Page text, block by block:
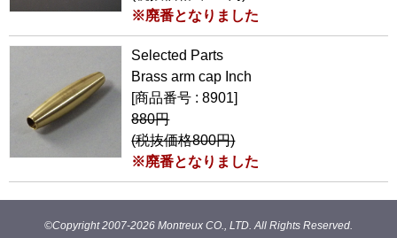
※廃番となりました
Selected Parts
Brass arm cap Inch
[商品番号 : 8901]
880円
(税抜価格800円)
※廃番となりました
©Copyright 2007-2026 Montreux CO., LTD. All Rights Reserved.